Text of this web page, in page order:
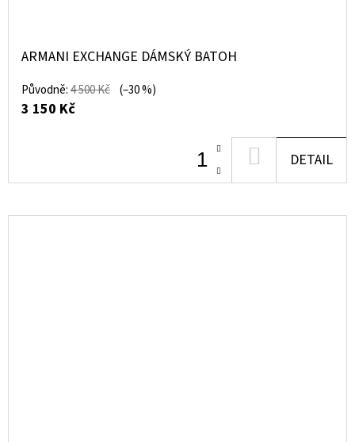
ARMANI EXCHANGE DÁMSKÝ BATOH
Původně:4 500 Kč (–30 %)
3 150 Kč
KOŠÍKU
DETAIL